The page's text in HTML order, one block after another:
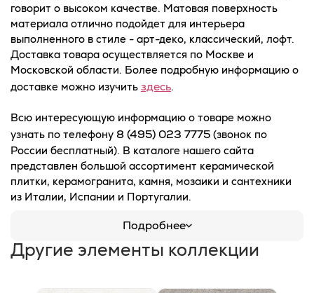
говорит о высоком качестве. Матовая поверхность
материала отлично подойдет для интерьера
выполненного в стиле - арт-деко, классический, лофт.
Доставка товара осуществляется по Москве и
Московской области. Более подробную информацию о
доставке можно изучить здесь.
Всю интересующую информацию о товаре можно
узнать по телефону 8 (495) 023 7775 (звонок по
России бесплатный). В каталоге нашего сайта
представлен большой ассортимент керамической
плитки, керамогранита, камня, мозаики и сантехники
из Италии, Испании и Португалии.
Подробнее
Другие элементы коллекции